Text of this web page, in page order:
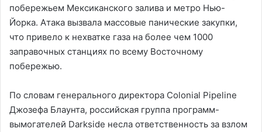
побережьем Мексиканского залива и метро Нью-
Йорка. Атака вызвала массовые панические закупки,
что привело к нехватке газа на более чем 1000
заправочных станциях по всему Восточному
побережью.
По словам генерального директора Colonial Pipeline
Джозефа Блаунта, российская группа программ-
вымогателей Darkside несла ответственность за взлом